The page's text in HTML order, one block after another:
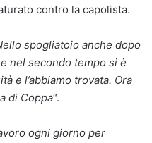
contro la capolista.
spogliatoio anche dopo
nel secondo tempo si è
e l’abbiamo trovata. Ora
di Coppa“.
ogni giorno per